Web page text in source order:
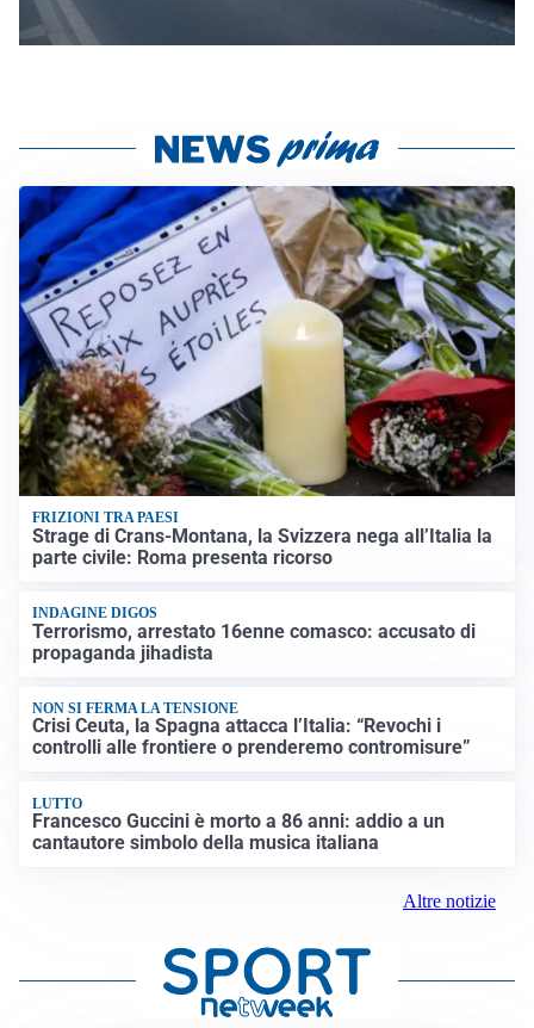
FRIZIONI TRA PAESI
Strage di Crans-Montana, la Svizzera nega all’Italia la
parte civile: Roma presenta ricorso
INDAGINE DIGOS
Terrorismo, arrestato 16enne comasco: accusato di
propaganda jihadista
NON SI FERMA LA TENSIONE
Crisi Ceuta, la Spagna attacca l’Italia: “Revochi i
controlli alle frontiere o prenderemo contromisure”
LUTTO
Francesco Guccini è morto a 86 anni: addio a un
cantautore simbolo della musica italiana
Altre notizie